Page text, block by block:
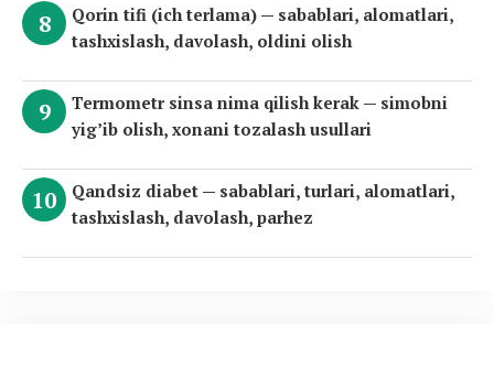
Qorin tifi (ich terlama) — sabablari, alomatlari,
tashxislash, davolash, oldini olish
Termometr sinsa nima qilish kerak — simobni
yig’ib olish, xonani tozalash usullari
Qandsiz diabet — sabablari, turlari, alomatlari,
tashxislash, davolash, parhez